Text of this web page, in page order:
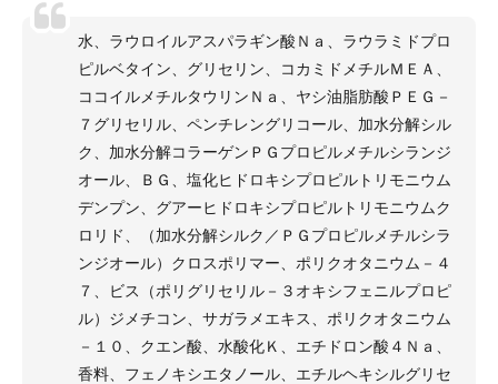
水、ラウロイルアスパラギン酸Ｎａ、ラウラミドプロ
ピルベタイン、グリセリン、コカミドメチルＭＥＡ、
ココイルメチルタウリンＮａ、ヤシ油脂肪酸ＰＥＧ－
７グリセリル、ペンチレングリコール、加水分解シル
ク、加水分解コラーゲンＰＧプロピルメチルシランジ
オール、ＢＧ、塩化ヒドロキシプロピルトリモニウム
デンプン、グアーヒドロキシプロピルトリモニウムク
ロリド、（加水分解シルク／ＰＧプロピルメチルシラ
ンジオール）クロスポリマー、ポリクオタニウム－４
７、ビス（ポリグリセリル－３オキシフェニルプロピ
ル）ジメチコン、サガラメエキス、ポリクオタニウム
－１０、クエン酸、水酸化Ｋ、エチドロン酸４Ｎａ、
香料、フェノキシエタノール、エチルヘキシルグリセ